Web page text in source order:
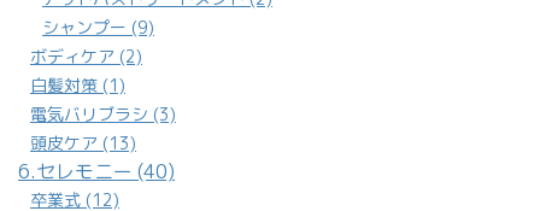
シャンプー (9)
ボディケア (2)
白髪対策 (1)
電気バリブラシ (3)
頭皮ケア (13)
6.セレモニー (40)
卒業式 (12)